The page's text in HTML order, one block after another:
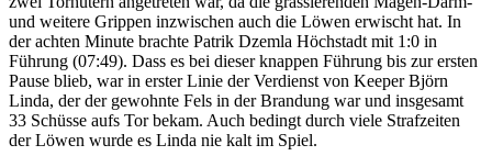
und weitere Grippen inzwischen auch die Löwen erwischt hat. In
der achten Minute brachte Patrik Dzemla Höchstadt mit 1:0 in
Führung (07:49). Dass es bei dieser knappen Führung bis zur ersten
Pause blieb, war in erster Linie der Verdienst von Keeper Björn
Linda, der der gewohnte Fels in der Brandung war und insgesamt
33 Schüsse aufs Tor bekam. Auch bedingt durch viele Strafzeiten
der Löwen wurde es Linda nie kalt im Spiel.